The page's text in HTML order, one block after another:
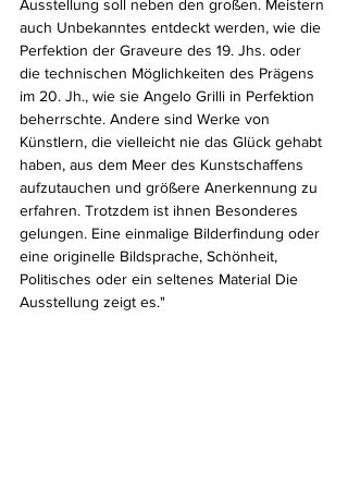
Ausstellung soll neben den großen. Meistern
auch Unbekanntes entdeckt werden, wie die
Perfektion der Graveure des 19. Jhs. oder
die technischen Möglichkeiten des Prägens
im 20. Jh., wie sie Angelo Grilli in Perfektion
beherrschte. Andere sind Werke von
Künstlern, die vielleicht nie das Glück gehabt
haben, aus dem Meer des Kunstschaffens
aufzutauchen und größere Anerkennung zu
erfahren. Trotzdem ist ihnen Besonderes
gelungen. Eine einmalige Bilderfindung oder
eine originelle Bildsprache, Schönheit,
Politisches oder ein seltenes Material Die
Ausstellung zeigt es."